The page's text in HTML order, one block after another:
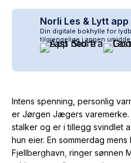
Norli Les & Lytt app
Din digitale bokhylle for
tilgjengelige i appen
Intens spenning, personlig
er Jørgen Jægers varemerke.
stalker og er i tillegg svindlet
hun eier. En sommerdag
Fjellberghavn, ringer sønnen